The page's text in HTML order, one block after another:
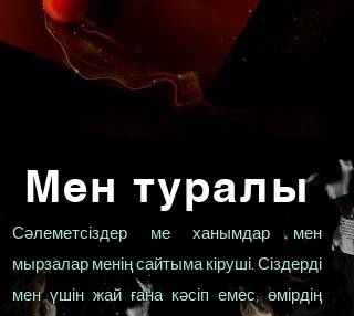
Мен туралы
Сәлеметсіздер ме ханымдар мен
мырзалар менің сайтыма кіруші. Сіздерді
мен үшін жай ғана кәсіп емес, өмірдің